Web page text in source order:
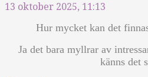
13 oktober 2025, 11:13
Hur mycket kan det
Ja det bara myllrar av
känns det